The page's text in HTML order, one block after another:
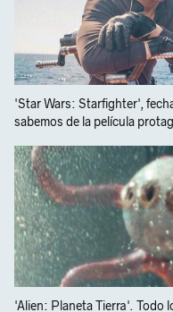
'Star Wars: Starfighter',
sabemos de la película
'Alien: Planeta Tierra'. Todo